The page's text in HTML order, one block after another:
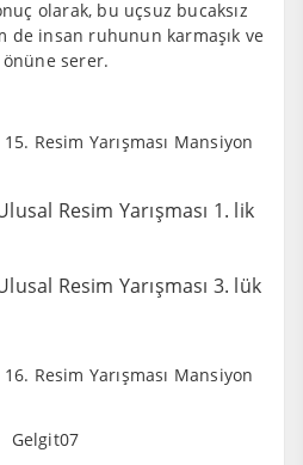
olarak, bu uçsuz bucaksız
de insan ruhunun karmaşık ve
serer.
Resim Yarışması Mansiyon
Resim Yarışması 1. lik
Resim Yarışması 3. lük
Resim Yarışması Mansiyon